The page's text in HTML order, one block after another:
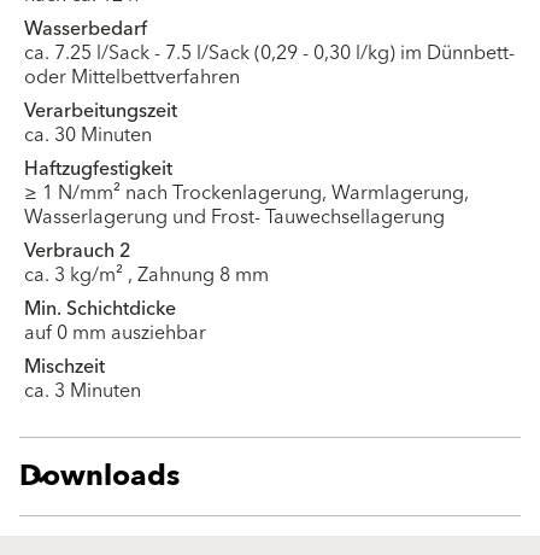
Wasserbedarf
ca. 7.25 l/Sack - 7.5 l/Sack (0,29 - 0,30 l/kg) im Dünnbett-
oder Mittelbettverfahren
Verarbeitungszeit
ca. 30 Minuten
Haftzugfestigkeit
≥ 1 N/mm² nach Trockenlagerung, Warmlagerung,
Wasserlagerung und Frost- Tauwechsellagerung
Verbrauch 2
ca. 3 kg/m² , Zahnung 8 mm
Min. Schichtdicke
auf 0 mm ausziehbar
Mischzeit
ca. 3 Minuten
Downloads